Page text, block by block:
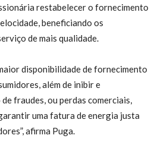
restabelecer o fornecimento
beneficiando os
de mais qualidade.
disponibilidade de fornecimento
além de inibir e
fraudes, ou perdas comerciais,
uma fatura de energia justa
afirma Puga.